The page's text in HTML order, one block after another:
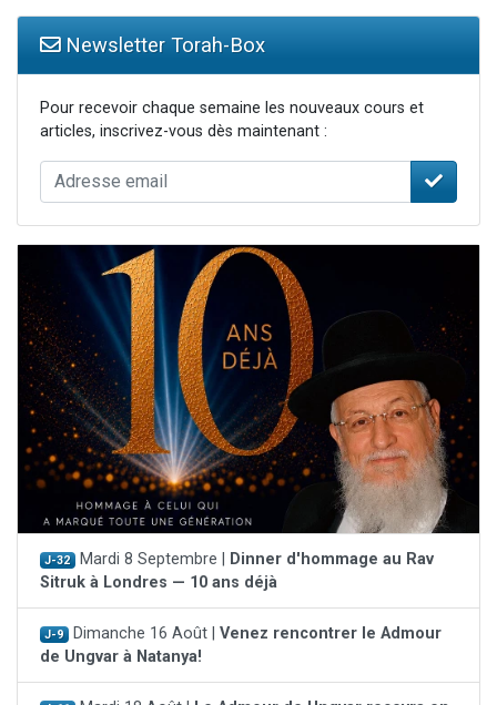
Newsletter Torah-Box
Pour recevoir chaque semaine les nouveaux cours et
articles, inscrivez-vous dès maintenant :
J-32 Mardi 8 Septembre |
Dinner d'hommage au Rav
Sitruk à Londres — 10 ans déjà
J-9 Dimanche 16 Août | Venez rencontrer le Admour
de Ungvar à Natanya!